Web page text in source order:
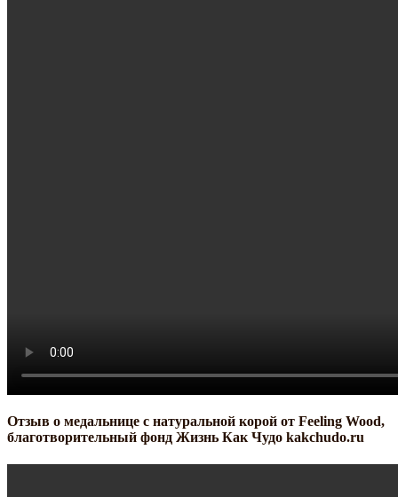
Отзыв о медальнице с натуральной корой от Feeling Wood,
благотворительный фонд Жизнь Как Чудо kakchudo.ru